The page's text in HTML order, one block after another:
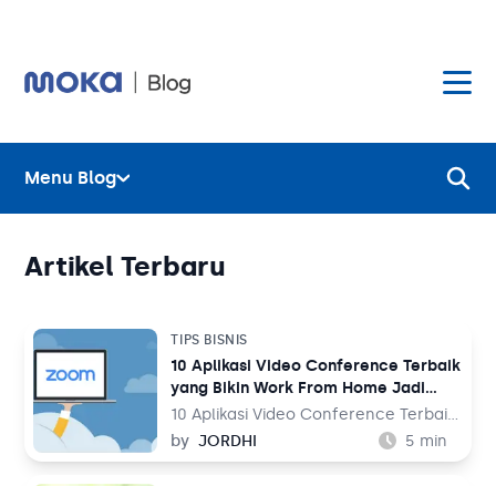
Layanan
Hardware
Hubungi Kami
Blog
Menu Blog
Layanan
Harga
Hubungi Kami
Artikel Terbaru
TIPS BISNIS
10 Aplikasi Video Conference Terbaik
yang Bikin Work From Home Jadi
Lebih Lancar
10 Aplikasi Video Conference Terbaik
yang Bikin Work From Home Jadi
Lebih Lancar – Kebutuhan akan
by JORDHI 5 min